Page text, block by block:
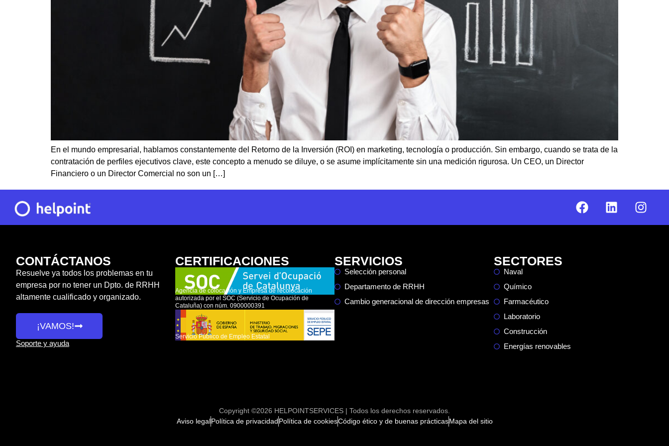
En el mundo empresarial, hablamos constantemente del Retorno de la Inversión (ROI) en marketing, tecnología o producción. Sin embargo, cuando se trata de la
contratación de perfiles ejecutivos clave, este concepto a menudo se diluye, o se asume implícitamente sin una medición rigurosa. Un CEO, un Director
Financiero o un Director Comercial no son un […]
CONTÁCTANOS
Resuelve ya todos los problemas en tu
empresa por no tener un Dpto. de RRHH
altamente cualificado y organizado.
¡VAMOS!
Soporte y ayuda
CERTIFICACIONES
Agencia de colocación y Empresa de recolocación
autorizada por el SOC (Servicio de Ocupación de
Cataluña) con núm. 0900000391
Servicio Público de Empleo Estatal
SERVICIOS
Selección personal
Departamento de RRHH
Cambio generacional de dirección empresas
SECTORES
Naval
Químico
Farmacéutico
Laboratorio
Construcción
Energías renovables
Copyright ©2026 HELPOINTSERVICES | Todos los derechos reservados.
Aviso legalPolítica de privacidadPolítica de cookiesCódigo ético y de buenas prácticasMapa del sitio